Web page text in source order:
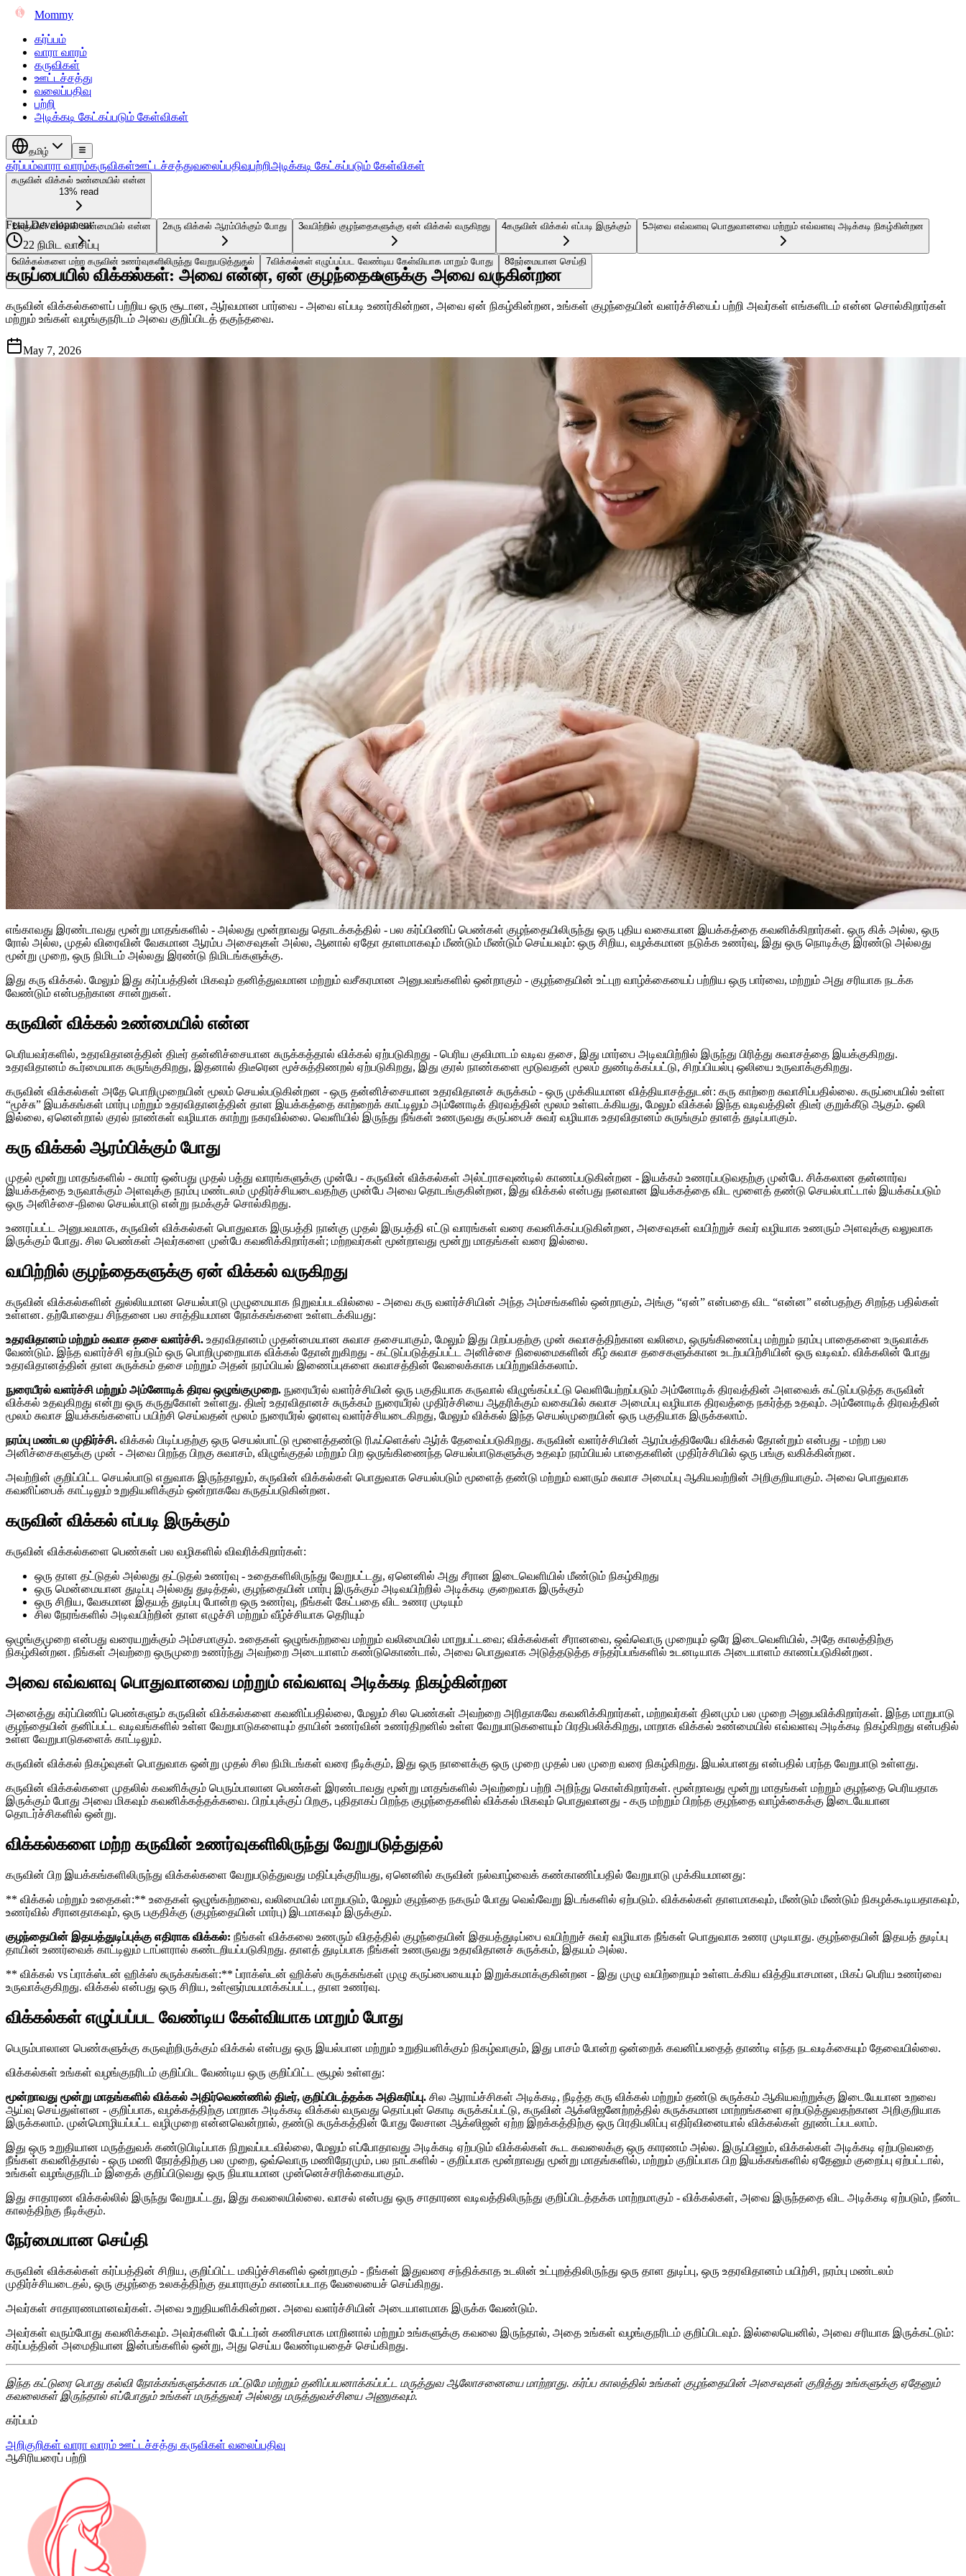
Mommy
கர்ப்பம்
வாரா வாரம்
கருவிகள்
ஊட்டச்சத்து
வலைப்பதிவு
பற்றி
அடிக்கடி கேட்கப்படும் கேள்விகள்
தமிழ்
கர்ப்பம்வாரா வாரம்கருவிகள்ஊட்டச்சத்துவலைப்பதிவுபற்றிஅடிக்கடி கேட்கப்படும் கேள்விகள்
கருவின் விக்கல் உண்மையில் என்ன
13% read
1கருவின் விக்கல் உண்மையில் என்ன 2கரு விக்கல் ஆரம்பிக்கும் போது 3வயிற்றில் குழந்தைகளுக்கு ஏன் விக்கல் வருகிறது 4கருவின் விக்கல் எப்படி இருக்கும் 5அவை எவ்வளவு பொதுவானவை மற்றும் எவ்வளவு அடிக்கடி நிகழ்கின்றன
6விக்கல்களை மற்ற கருவின் உணர்வுகளிலிருந்து வேறுபடுத்துதல் 7விக்கல்கள் எழுப்பப்பட வேண்டிய கேள்வியாக மாறும் போது 8நேர்மையான செய்தி
Fetal Development
22 நிமிட வாசிப்பு
கருப்பையில் விக்கல்கள்: அவை என்ன, ஏன் குழந்தைகளுக்கு அவை வருகின்றன
கருவின் விக்கல்களைப் பற்றிய ஒரு சூடான, ஆர்வமான பார்வை - அவை எப்படி உணர்கின்றன, அவை ஏன் நிகழ்கின்றன, உங்கள் குழந்தையின் வளர்ச்சியைப் பற்றி அவர்கள் எங்களிடம் என்ன சொல்கிறார்கள்
மற்றும் உங்கள் வழங்குநரிடம் அவை குறிப்பிடத் தகுந்தவை.
May 7, 2026
எங்காவது இரண்டாவது மூன்று மாதங்களில் - அல்லது மூன்றாவது தொடக்கத்தில் - பல கர்ப்பிணிப் பெண்கள் குழந்தையிலிருந்து ஒரு புதிய வகையான இயக்கத்தை கவனிக்கிறார்கள். ஒரு கிக் அல்ல, ஒரு
ரோல் அல்ல, முதல் விரைவின் வேகமான ஆரம்ப அசைவுகள் அல்ல, ஆனால் ஏதோ தாளமாகவும் மீண்டும் மீண்டும் செய்யவும்: ஒரு சிறிய, வழக்கமான நடுக்க உணர்வு, இது ஒரு நொடிக்கு இரண்டு அல்லது
மூன்று முறை, ஒரு நிமிடம் அல்லது இரண்டு நிமிடங்களுக்கு.
இது கரு விக்கல். மேலும் இது கர்ப்பத்தின் மிகவும் தனித்துவமான மற்றும் வசீகரமான அனுபவங்களில் ஒன்றாகும் - குழந்தையின் உட்புற வாழ்க்கையைப் பற்றிய ஒரு பார்வை, மற்றும் அது சரியாக நடக்க
வேண்டும் என்பதற்கான சான்றுகள்.
கருவின் விக்கல் உண்மையில் என்ன
பெரியவர்களில், உதரவிதானத்தின் திடீர் தன்னிச்சையான சுருக்கத்தால் விக்கல் ஏற்படுகிறது - பெரிய குவிமாடம் வடிவ தசை, இது மார்பை அடிவயிற்றில் இருந்து பிரித்து சுவாசத்தை இயக்குகிறது.
உதரவிதானம் கூர்மையாக சுருங்குகிறது, இதனால் திடீரென மூச்சுத்திணறல் ஏற்படுகிறது, இது குரல் நாண்களை மூடுவதன் மூலம் துண்டிக்கப்பட்டு, சிறப்பியல்பு ஒலியை உருவாக்குகிறது.
கருவின் விக்கல்கள் அதே பொறிமுறையின் மூலம் செயல்படுகின்றன - ஒரு தன்னிச்சையான உதரவிதானச் சுருக்கம் - ஒரு முக்கியமான வித்தியாசத்துடன்: கரு காற்றை சுவாசிப்பதில்லை. கருப்பையில் உள்ள
“மூச்சு” இயக்கங்கள் மார்பு மற்றும் உதரவிதானத்தின் தாள இயக்கத்தை காற்றைக் காட்டிலும் அம்னோடிக் திரவத்தின் மூலம் உள்ளடக்கியது, மேலும் விக்கல் இந்த வடிவத்தின் திடீர் குறுக்கீடு ஆகும். ஒலி
இல்லை, ஏனென்றால் குரல் நாண்கள் வழியாக காற்று நகரவில்லை. வெளியில் இருந்து நீங்கள் உணருவது கருப்பைச் சுவர் வழியாக உதரவிதானம் சுருங்கும் தாளத் துடிப்பாகும்.
கரு விக்கல் ஆரம்பிக்கும் போது
முதல் மூன்று மாதங்களில் - சுமார் ஒன்பது முதல் பத்து வாரங்களுக்கு முன்பே - கருவின் விக்கல்கள் அல்ட்ராசவுண்டில் காணப்படுகின்றன - இயக்கம் உணரப்படுவதற்கு முன்பே. சிக்கலான தன்னார்வ
இயக்கத்தை உருவாக்கும் அளவுக்கு நரம்பு மண்டலம் முதிர்ச்சியடைவதற்கு முன்பே அவை தொடங்குகின்றன, இது விக்கல் என்பது நனவான இயக்கத்தை விட மூளைத் தண்டு செயல்பாட்டால் இயக்கப்படும்
ஒரு அனிச்சை-நிலை செயல்பாடு என்று நமக்குச் சொல்கிறது.
உணரப்பட்ட அனுபவமாக, கருவின் விக்கல்கள் பொதுவாக இருபத்தி நான்கு முதல் இருபத்தி எட்டு வாரங்கள் வரை கவனிக்கப்படுகின்றன, அசைவுகள் வயிற்றுச் சுவர் வழியாக உணரும் அளவுக்கு வலுவாக
இருக்கும் போது. சில பெண்கள் அவர்களை முன்பே கவனிக்கிறார்கள்; மற்றவர்கள் மூன்றாவது மூன்று மாதங்கள் வரை இல்லை.
வயிற்றில் குழந்தைகளுக்கு ஏன் விக்கல் வருகிறது
கருவின் விக்கல்களின் துல்லியமான செயல்பாடு முழுமையாக நிறுவப்படவில்லை - அவை கரு வளர்ச்சியின் அந்த அம்சங்களில் ஒன்றாகும், அங்கு “ஏன்” என்பதை விட “என்ன” என்பதற்கு சிறந்த பதில்கள்
உள்ளன. தற்போதைய சிந்தனை பல சாத்தியமான நோக்கங்களை உள்ளடக்கியது:
உதரவிதானம் மற்றும் சுவாச தசை வளர்ச்சி. உதரவிதானம் முதன்மையான சுவாச தசையாகும், மேலும் இது பிறப்பதற்கு முன் சுவாசத்திற்கான வலிமை, ஒருங்கிணைப்பு மற்றும் நரம்பு பாதைகளை உருவாக்க
வேண்டும். இந்த வளர்ச்சி ஏற்படும் ஒரு பொறிமுறையாக விக்கல் தோன்றுகிறது - கட்டுப்படுத்தப்பட்ட அனிச்சை நிலைமைகளின் கீழ் சுவாச தசைகளுக்கான உடற்பயிற்சியின் ஒரு வடிவம். விக்கலின் போது
உதரவிதானத்தின் தாள சுருக்கம் தசை மற்றும் அதன் நரம்பியல் இணைப்புகளை சுவாசத்தின் வேலைக்காக பயிற்றுவிக்கலாம்.
நுரையீரல் வளர்ச்சி மற்றும் அம்னோடிக் திரவ ஒழுங்குமுறை. நுரையீரல் வளர்ச்சியின் ஒரு பகுதியாக கருவால் விழுங்கப்பட்டு வெளியேற்றப்படும் அம்னோடிக் திரவத்தின் அளவைக் கட்டுப்படுத்த கருவின்
விக்கல் உதவுகிறது என்று ஒரு கருதுகோள் உள்ளது. திடீர் உதரவிதானச் சுருக்கம் நுரையீரல் முதிர்ச்சியை ஆதரிக்கும் வகையில் சுவாச அமைப்பு வழியாக திரவத்தை நகர்த்த உதவும். அம்னோடிக் திரவத்தின்
மூலம் சுவாச இயக்கங்களைப் பயிற்சி செய்வதன் மூலம் நுரையீரல் ஓரளவு வளர்ச்சியடைகிறது, மேலும் விக்கல் இந்த செயல்முறையின் ஒரு பகுதியாக இருக்கலாம்.
நரம்பு மண்டல முதிர்ச்சி. விக்கல் பிடிப்பதற்கு ஒரு செயல்பாட்டு மூளைத்தண்டு ரிஃப்ளெக்ஸ் ஆர்க் தேவைப்படுகிறது. கருவின் வளர்ச்சியின் ஆரம்பத்திலேயே விக்கல் தோன்றும் என்பது - மற்ற பல
அனிச்சைகளுக்கு முன் - அவை பிறந்த பிறகு சுவாசம், விழுங்குதல் மற்றும் பிற ஒருங்கிணைந்த செயல்பாடுகளுக்கு உதவும் நரம்பியல் பாதைகளின் முதிர்ச்சியில் ஒரு பங்கு வகிக்கின்றன.
அவற்றின் குறிப்பிட்ட செயல்பாடு எதுவாக இருந்தாலும், கருவின் விக்கல்கள் பொதுவாக செயல்படும் மூளைத் தண்டு மற்றும் வளரும் சுவாச அமைப்பு ஆகியவற்றின் அறிகுறியாகும். அவை பொதுவாக
கவனிப்பைக் காட்டிலும் உறுதியளிக்கும் ஒன்றாகவே கருதப்படுகின்றன.
கருவின் விக்கல் எப்படி இருக்கும்
கருவின் விக்கல்களை பெண்கள் பல வழிகளில் விவரிக்கிறார்கள்:
ஒரு தாள தட்டுதல் அல்லது தட்டுதல் உணர்வு - உதைகளிலிருந்து வேறுபட்டது, ஏனெனில் அது சீரான இடைவெளியில் மீண்டும் நிகழ்கிறது
ஒரு மென்மையான துடிப்பு அல்லது துடித்தல், குழந்தையின் மார்பு இருக்கும் அடிவயிற்றில் அடிக்கடி குறைவாக இருக்கும்
ஒரு சிறிய, வேகமான இதயத் துடிப்பு போன்ற ஒரு உணர்வு, நீங்கள் கேட்பதை விட உணர முடியும்
சில நேரங்களில் அடிவயிற்றின் தாள எழுச்சி மற்றும் வீழ்ச்சியாக தெரியும்
ஒழுங்குமுறை என்பது வரையறுக்கும் அம்சமாகும். உதைகள் ஒழுங்கற்றவை மற்றும் வலிமையில் மாறுபட்டவை; விக்கல்கள் சீரானவை, ஒவ்வொரு முறையும் ஒரே இடைவெளியில், அதே காலத்திற்கு
நிகழ்கின்றன. நீங்கள் அவற்றை ஒருமுறை உணர்ந்து அவற்றை அடையாளம் கண்டுகொண்டால், அவை பொதுவாக அடுத்தடுத்த சந்தர்ப்பங்களில் உடனடியாக அடையாளம் காணப்படுகின்றன.
அவை எவ்வளவு பொதுவானவை மற்றும் எவ்வளவு அடிக்கடி நிகழ்கின்றன
அனைத்து கர்ப்பிணிப் பெண்களும் கருவின் விக்கல்களை கவனிப்பதில்லை, மேலும் சில பெண்கள் அவற்றை அரிதாகவே கவனிக்கிறார்கள், மற்றவர்கள் தினமும் பல முறை அனுபவிக்கிறார்கள். இந்த மாறுபாடு
குழந்தையின் தனிப்பட்ட வடிவங்களில் உள்ள வேறுபாடுகளையும் தாயின் உணர்வின் உணர்திறனில் உள்ள வேறுபாடுகளையும் பிரதிபலிக்கிறது, மாறாக விக்கல் உண்மையில் எவ்வளவு அடிக்கடி நிகழ்கிறது என்பதில்
உள்ள வேறுபாடுகளைக் காட்டிலும்.
கருவின் விக்கல் நிகழ்வுகள் பொதுவாக ஒன்று முதல் சில நிமிடங்கள் வரை நீடிக்கும், இது ஒரு நாளைக்கு ஒரு முறை முதல் பல முறை வரை நிகழ்கிறது. இயல்பானது என்பதில் பரந்த வேறுபாடு உள்ளது.
கருவின் விக்கல்களை முதலில் கவனிக்கும் பெரும்பாலான பெண்கள் இரண்டாவது மூன்று மாதங்களில் அவற்றைப் பற்றி அறிந்து கொள்கிறார்கள். மூன்றாவது மூன்று மாதங்கள் மற்றும் குழந்தை பெரியதாக
இருக்கும் போது அவை மிகவும் கவனிக்கத்தக்கவை. பிறப்புக்குப் பிறகு, புதிதாகப் பிறந்த குழந்தைகளில் விக்கல் மிகவும் பொதுவானது - கரு மற்றும் பிறந்த குழந்தை வாழ்க்கைக்கு இடையேயான
தொடர்ச்சிகளில் ஒன்று.
விக்கல்களை மற்ற கருவின் உணர்வுகளிலிருந்து வேறுபடுத்துதல்
கருவின் பிற இயக்கங்களிலிருந்து விக்கல்களை வேறுபடுத்துவது மதிப்புக்குரியது, ஏனெனில் கருவின் நல்வாழ்வைக் கண்காணிப்பதில் வேறுபாடு முக்கியமானது:
** விக்கல் மற்றும் உதைகள்:** உதைகள் ஒழுங்கற்றவை, வலிமையில் மாறுபடும், மேலும் குழந்தை நகரும் போது வெவ்வேறு இடங்களில் ஏற்படும். விக்கல்கள் தாளமாகவும், மீண்டும் மீண்டும் நிகழக்கூடியதாகவும்,
உணர்வில் சீரானதாகவும், ஒரு பகுதிக்கு (குழந்தையின் மார்பு) இடமாகவும் இருக்கும்.
குழந்தையின் இதயத்துடிப்புக்கு எதிராக விக்கல்: நீங்கள் விக்கலை உணரும் விதத்தில் குழந்தையின் இதயத்துடிப்பை வயிற்றுச் சுவர் வழியாக நீங்கள் பொதுவாக உணர முடியாது. குழந்தையின் இதயத் துடிப்பு
தாயின் உணர்வைக் காட்டிலும் டாப்ளரால் கண்டறியப்படுகிறது. தாளத் துடிப்பாக நீங்கள் உணருவது உதரவிதானச் சுருக்கம், இதயம் அல்ல.
** விக்கல் vs ப்ராக்ஸ்டன் ஹிக்ஸ் சுருக்கங்கள்:** ப்ராக்ஸ்டன் ஹிக்ஸ் சுருக்கங்கள் முழு கருப்பையையும் இறுக்கமாக்குகின்றன - இது முழு வயிற்றையும் உள்ளடக்கிய வித்தியாசமான, மிகப் பெரிய உணர்வை
உருவாக்குகிறது. விக்கல் என்பது ஒரு சிறிய, உள்ளூர்மயமாக்கப்பட்ட, தாள உணர்வு.
விக்கல்கள் எழுப்பப்பட வேண்டிய கேள்வியாக மாறும் போது
பெரும்பாலான பெண்களுக்கு கருவுற்றிருக்கும் விக்கல் என்பது ஒரு இயல்பான மற்றும் உறுதியளிக்கும் நிகழ்வாகும், இது பாசம் போன்ற ஒன்றைக் கவனிப்பதைத் தாண்டி எந்த நடவடிக்கையும் தேவையில்லை.
விக்கல்கள் உங்கள் வழங்குநரிடம் குறிப்பிட வேண்டிய ஒரு குறிப்பிட்ட சூழல் உள்ளது:
மூன்றாவது மூன்று மாதங்களில் விக்கல் அதிர்வெண்ணில் திடீர், குறிப்பிடத்தக்க அதிகரிப்பு. சில ஆராய்ச்சிகள் அடிக்கடி, நீடித்த கரு விக்கல் மற்றும் தண்டு சுருக்கம் ஆகியவற்றுக்கு இடையேயான உறவை
ஆய்வு செய்துள்ளன - குறிப்பாக, வழக்கத்திற்கு மாறாக அடிக்கடி விக்கல் வருவது தொப்புள் கொடி சுருக்கப்பட்டு, கருவின் ஆக்ஸிஜனேற்றத்தில் சுருக்கமான மாற்றங்களை ஏற்படுத்துவதற்கான அறிகுறியாக
இருக்கலாம். முன்மொழியப்பட்ட வழிமுறை என்னவென்றால், தண்டு சுருக்கத்தின் போது லேசான ஆக்ஸிஜன் ஏற்ற இறக்கத்திற்கு ஒரு பிரதிபலிப்பு எதிர்வினையால் விக்கல்கள் தூண்டப்படலாம்.
இது ஒரு உறுதியான மருத்துவக் கண்டுபிடிப்பாக நிறுவப்படவில்லை, மேலும் எப்போதாவது அடிக்கடி ஏற்படும் விக்கல்கள் கூட கவலைக்கு ஒரு காரணம் அல்ல. இருப்பினும், விக்கல்கள் அடிக்கடி ஏற்படுவதை
நீங்கள் கவனித்தால் - ஒரு மணி நேரத்திற்கு பல முறை, ஒவ்வொரு மணிநேரமும், பல நாட்களில் - குறிப்பாக மூன்றாவது மூன்று மாதங்களில், மற்றும் குறிப்பாக பிற இயக்கங்களில் ஏதேனும் குறைப்பு ஏற்பட்டால்,
உங்கள் வழங்குநரிடம் இதைக் குறிப்பிடுவது ஒரு நியாயமான முன்னெச்சரிக்கையாகும்.
இது சாதாரண விக்கல்லில் இருந்து வேறுபட்டது, இது கவலையில்லை. வாசல் என்பது ஒரு சாதாரண வடிவத்திலிருந்து குறிப்பிடத்தக்க மாற்றமாகும் - விக்கல்கள், அவை இருந்ததை விட அடிக்கடி ஏற்படும், நீண்ட
காலத்திற்கு நீடிக்கும்.
நேர்மையான செய்தி
கருவின் விக்கல்கள் கர்ப்பத்தின் சிறிய, குறிப்பிட்ட மகிழ்ச்சிகளில் ஒன்றாகும் - நீங்கள் இதுவரை சந்திக்காத உடலின் உட்புறத்திலிருந்து ஒரு தாள துடிப்பு, ஒரு உதரவிதானம் பயிற்சி, நரம்பு மண்டலம்
முதிர்ச்சியடைதல், ஒரு குழந்தை உலகத்திற்கு தயாராகும் காணப்படாத வேலையைச் செய்கிறது.
அவர்கள் சாதாரணமானவர்கள். அவை உறுதியளிக்கின்றன. அவை வளர்ச்சியின் அடையாளமாக இருக்க வேண்டும்.
அவர்கள் வரும்போது கவனிக்கவும். அவர்களின் பேட்டர்ன் கணிசமாக மாறினால் மற்றும் உங்களுக்கு கவலை இருந்தால், அதை உங்கள் வழங்குநரிடம் குறிப்பிடவும். இல்லையெனில், அவை சரியாக இருக்கட்டும்:
கர்ப்பத்தின் அமைதியான இன்பங்களில் ஒன்று, அது செய்ய வேண்டியதைச் செய்கிறது.
இந்த கட்டுரை பொது கல்வி நோக்கங்களுக்காக மட்டுமே மற்றும் தனிப்பயனாக்கப்பட்ட மருத்துவ ஆலோசனையை மாற்றாது. கர்ப்ப காலத்தில் உங்கள் குழந்தையின் அசைவுகள் குறித்து உங்களுக்கு ஏதேனும்
கவலைகள் இருந்தால் எப்போதும் உங்கள் மருத்துவர் அல்லது மருத்துவச்சியை அணுகவும்.
கர்ப்பம்
அறிகுறிகள் வாரா வாரம் ஊட்டச்சத்து கருவிகள் வலைப்பதிவு
ஆசிரியரைப் பற்றி